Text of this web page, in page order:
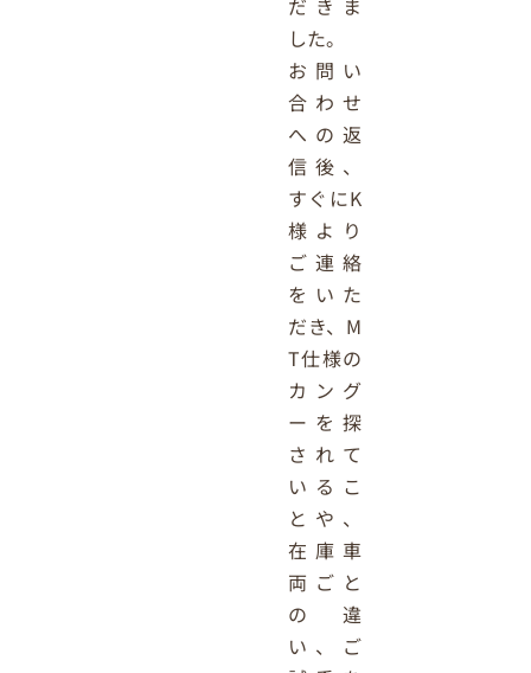
だきま
した。
お問い
合わせ
への返
信後、
すぐにK
様より
ご連絡
をいた
だき、M
T仕様の
カング
ーを探
されて
いるこ
とや、
在庫車
両ごと
の違
い、ご